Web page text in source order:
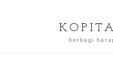
berbagi